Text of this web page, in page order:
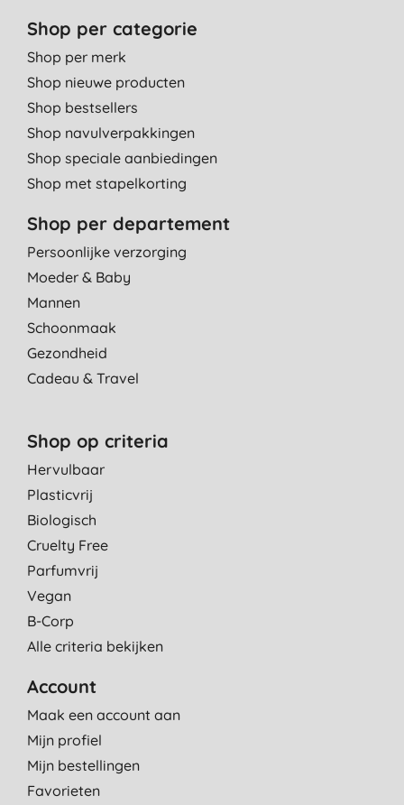
Shop per categorie
Shop per merk
Shop nieuwe producten
Shop bestsellers
Shop navulverpakkingen
Shop speciale aanbiedingen
Shop met stapelkorting
Shop per departement
Persoonlijke verzorging
Moeder & Baby
Mannen
Schoonmaak
Gezondheid
Cadeau & Travel
Shop op criteria
Hervulbaar
Plasticvrij
Biologisch
Cruelty Free
Parfumvrij
Vegan
B-Corp
Alle criteria bekijken
Account
Maak een account aan
Mijn profiel
Mijn bestellingen
Favorieten